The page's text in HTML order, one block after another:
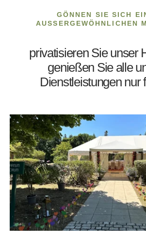
GÖNNEN SIE SICH
AUSSERGEWÖHNLICHEN
privatisieren Sie unser
genießen Sie alle
Dienstleistungen nur
Eine Behandlung
Name*:
Vorname* :
Einen Tisch im "
Name*:
Mobil * :
Fordern Sie ein Angebot für Ihre
Name :
Vorname :
Name* :
Vorname*:
E-Mail*:
Telefon*: